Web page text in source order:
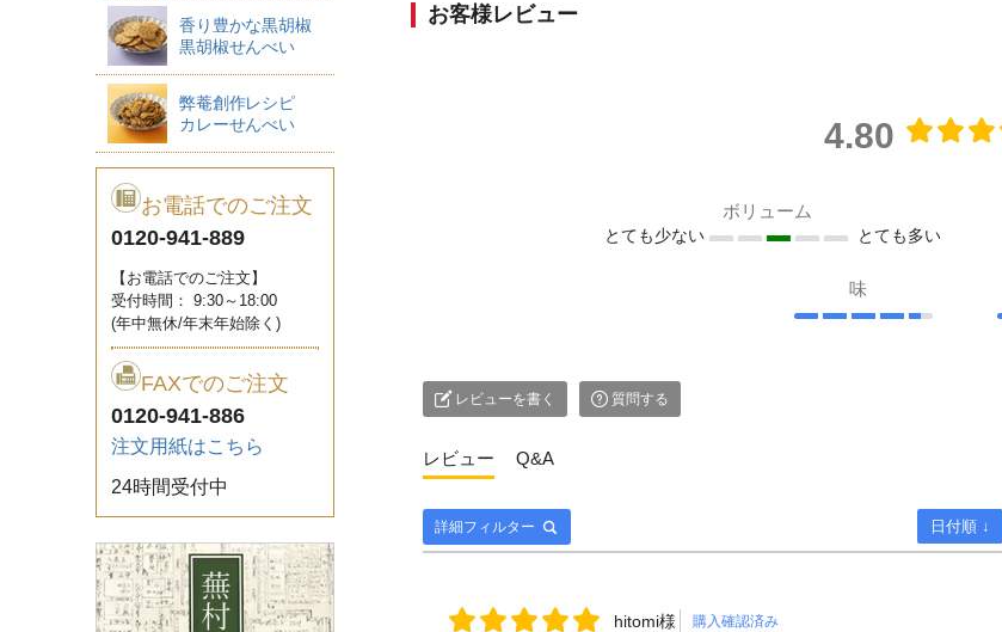
香り豊かな黒胡椒
黒胡椒せんべい
弊菴創作レシピ
カレーせんべい
お電話でのご注文
0120-941-889
【お電話でのご注文】
受付時間： 9:30～18:00
(年中無休/年末年始除く)
FAXでのご注文
0120-941-886
注文用紙はこちら
24時間受付中
お客様レビュー
4.80
ボリューム
とても少ない とても多い
味
レビューを書く 質問する
レビュー Q&A
詳細フィルター 日付順 ↓
hitomi様 購入確認済み